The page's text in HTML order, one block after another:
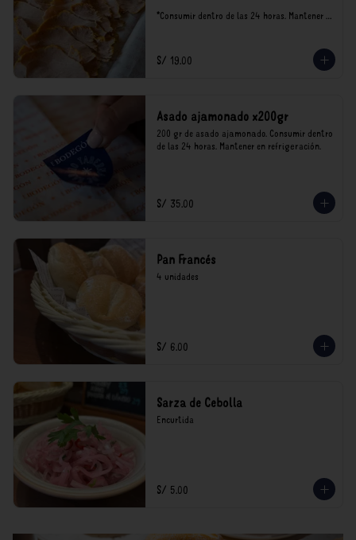
*Consumir dentro de las 24 horas. Mantener
incluyen impuestos de ley y recargo al
consumo.
S/ 19.00
Asado ajamonado x200gr
200 gr de asado ajamonado. Consumir dentro
de las 24 horas. Mantener en refrigeración.
S/ 35.00
Pan Francés
4 unidades
S/ 6.00
Sarza de Cebolla
Encurtida
S/ 5.00